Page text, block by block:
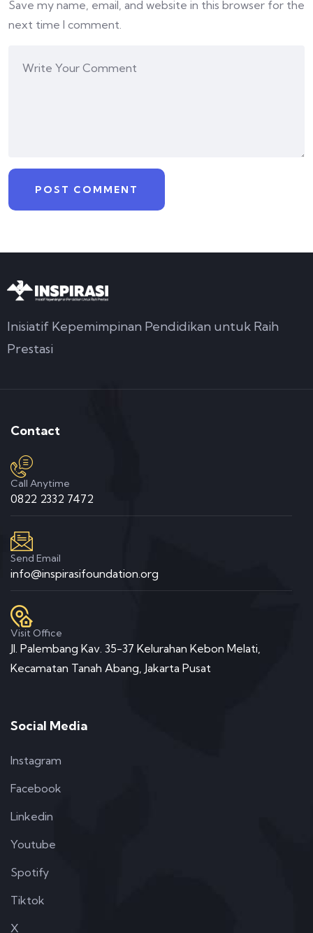
Save my name, email, and website in this browser for the
next time I comment.
Inisiatif Kepemimpinan Pendidikan untuk Raih
Prestasi
Contact
Call Anytime
0822 2332 7472
Send Email
info@inspirasifoundation.org
Visit Office
Jl. Palembang Kav. 35-37 Kelurahan Kebon Melati,
Kecamatan Tanah Abang, Jakarta Pusat
Social Media
Instagram
Facebook
Linkedin
Youtube
Spotify
Tiktok
X